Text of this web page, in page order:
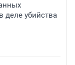
деле убийства